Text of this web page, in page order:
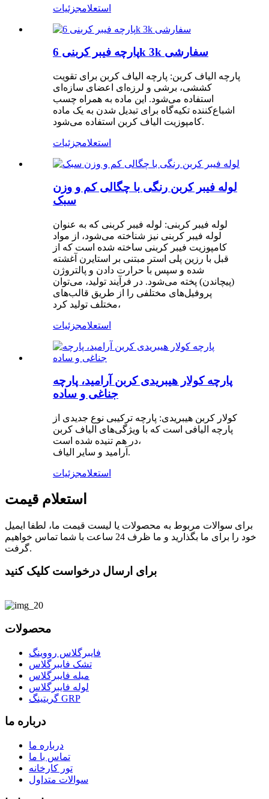
استعلامجزئیات
پارچه فیبر کربنی 6k ​​3k سفارشی
پارچه الیاف کربن: پارچه الیاف کربن برای تقویت
کششی، برشی و لرزه‌ای اعضای سازه‌ای
استفاده می‌شود. این ماده به همراه چسب
اشباع‌کننده تکیه‌گاه برای تبدیل شدن به یک ماده
کامپوزیت الیاف کربن استفاده می‌شود.
استعلامجزئیات
لوله فیبر کربن رنگی با چگالی کم و وزن
سبک
لوله فیبر کربنی: لوله فیبر کربنی که به عنوان
لوله فیبر کربنی نیز شناخته می‌شود، از مواد
کامپوزیت فیبر کربنی ساخته شده است که از
قبل با رزین پلی استر مبتنی بر استایرن آغشته
شده و سپس با حرارت دادن و پالتروژن
(پیچاندن) پخته می‌شود. در فرآیند تولید، می‌توان
پروفیل‌های مختلفی را از طریق قالب‌های
مختلف تولید کرد،
استعلامجزئیات
پارچه کولار هیبریدی کربن آرامید، پارچه
جناغی و ساده
کولار کربن هیبریدی: پارچه ترکیبی نوع جدیدی از
پارچه الیافی است که با ویژگی‌های الیاف کربن
در هم تنیده شده است،
آرامید و سایر الیاف.
استعلامجزئیات
استعلام قیمت
برای سوالات مربوط به محصولات یا لیست قیمت ما، لطفا ایمیل
خود را برای ما بگذارید و ما ظرف 24 ساعت با شما تماس خواهیم
گرفت.
برای ارسال درخواست کلیک کنید
محصولات
فایبرگلاس رووینگ
تشک فایبرگلاس
میله فایبرگلاس
لوله فایبرگلاس
گریتینگ GRP
درباره ما
درباره ما
تماس با ما
تور کارخانه
سوالات متداول